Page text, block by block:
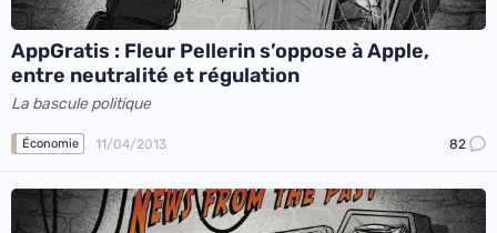
AppGratis : Fleur Pellerin s’oppose à Apple,
entre neutralité et régulation
La bascule politique
Économie 11/04/2013 82